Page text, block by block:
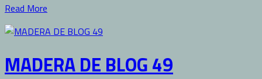
Read More
MADERA DE BLOG 49